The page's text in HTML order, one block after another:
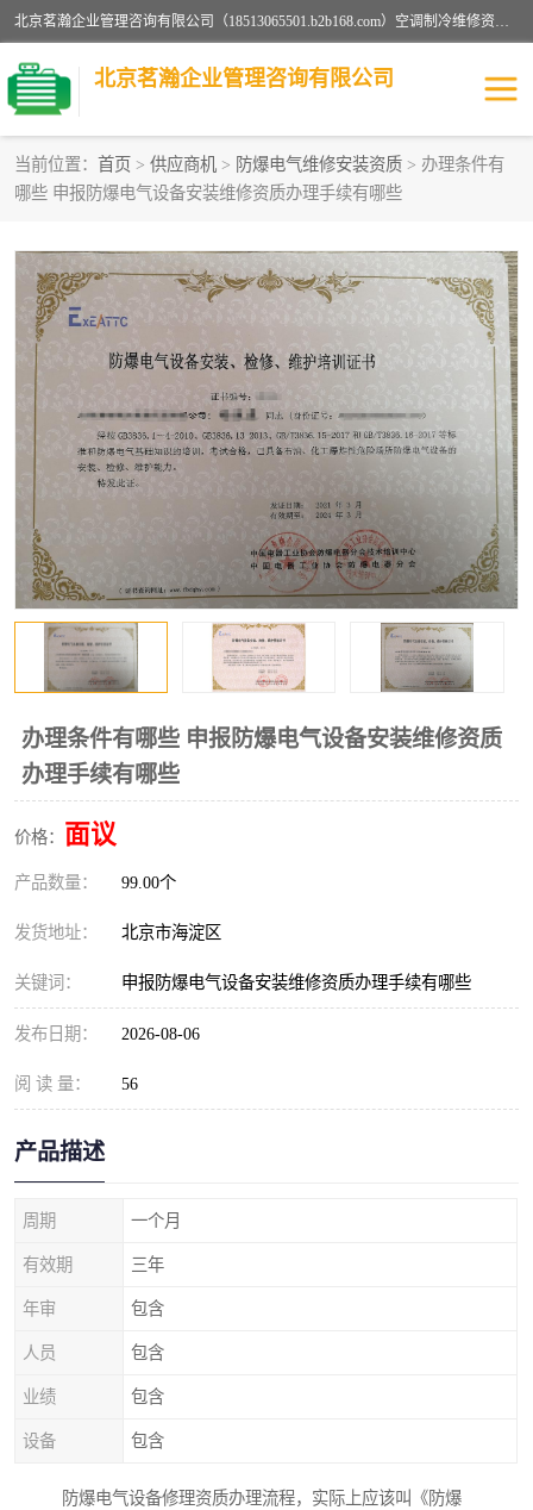
北京茗瀚企业管理咨询有限公司（18513065501.b2b168.com）空调制冷维修资质,油烟管道清洗资质,清洗行业资质公司秉承“顾客至上，锐意进缺的经营理念，我们提供高质量的产品，坚持“客户”的原则为广大客户提供贴心服务。如果你对公司的产品感兴趣，可以联系高经理，我们会用好的产品和服务让您满意。
北京茗瀚企业管理咨询有限公司
当前位置： 首页 > 供应商机 > 防爆电气维修安装资质 > 办理条件有
哪些 申报防爆电气设备安装维修资质办理手续有哪些
办理条件有哪些 申报防爆电气设备安装维修资质
办理手续有哪些
价格： 面议
产品数量： 99.00个
发货地址： 北京市海淀区
关键词： 申报防爆电气设备安装维修资质办理手续有哪些
发布日期： 2026-08-06
阅 读 量： 56
产品描述
周期 一个月
有效期 三年
年审 包含
人员 包含
业绩 包含
设备 包含
防爆电气设备修理资质办理流程，实际上应该叫《防爆
烟道清洗资质 设备维修安装资质
清洗资质 认证服务
防爆电气维修安装资质 空调制冷维修安装资质